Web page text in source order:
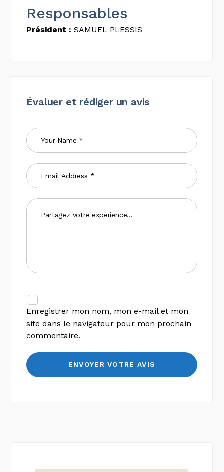
Responsables
Président : SAMUEL PLESSIS
Évaluer et rédiger un avis
Enregistrer mon nom, mon e-mail et mon
site dans le navigateur pour mon prochain
commentaire.